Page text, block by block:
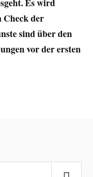
Check der
sind über den
vor der ersten